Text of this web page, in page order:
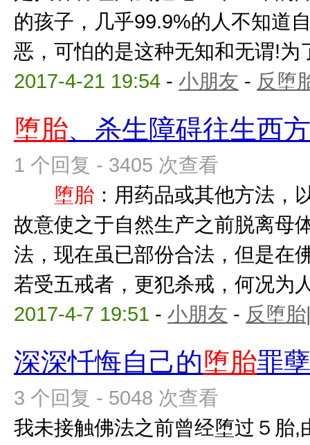
的孩子，几乎99.9%的人不知道
恶，可怕的是这种无知和无谓!为
2017-4-21 19:54 - 小朋友 - 反堕
堕胎、杀生障碍往生西
1 个回复 - 3405 次查看
堕胎 ：用药品或其他方法，
故意使之于自然生产之前脱
法，现在虽已部份合法，但是在
若受五戒者，更犯杀戒，何况为
2017-4-7 19:51 - 小朋友 - 反堕
深深忏悔自己的堕胎罪孽
3 个回复 - 5048 次查看
我未接触佛法之前曾经堕过５胎,